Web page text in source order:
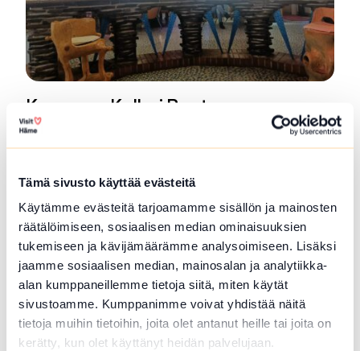
Tämä sivusto käyttää evästeitä
Käytämme evästeitä tarjoamamme sisällön ja mainosten
räätälöimiseen, sosiaalisen median ominaisuuksien
tukemiseen ja kävijämäärämme analysoimiseen. Lisäksi
jaamme sosiaalisen median, mainosalan ja analytiikka-
alan kumppaneillemme tietoja siitä, miten käytät
sivustoamme. Kumppanimme voivat yhdistää näitä
tietoja muihin tietoihin, joita olet antanut heille tai joita on
kerätty, kun olet käyttänyt heidän palvelujaan.
Keppana Kellari Restaurang
En oas i vildmarken, en öl- och matrestaurang
mitt...
Lue lisää tuotteesta Keppana Kellari Restaurang